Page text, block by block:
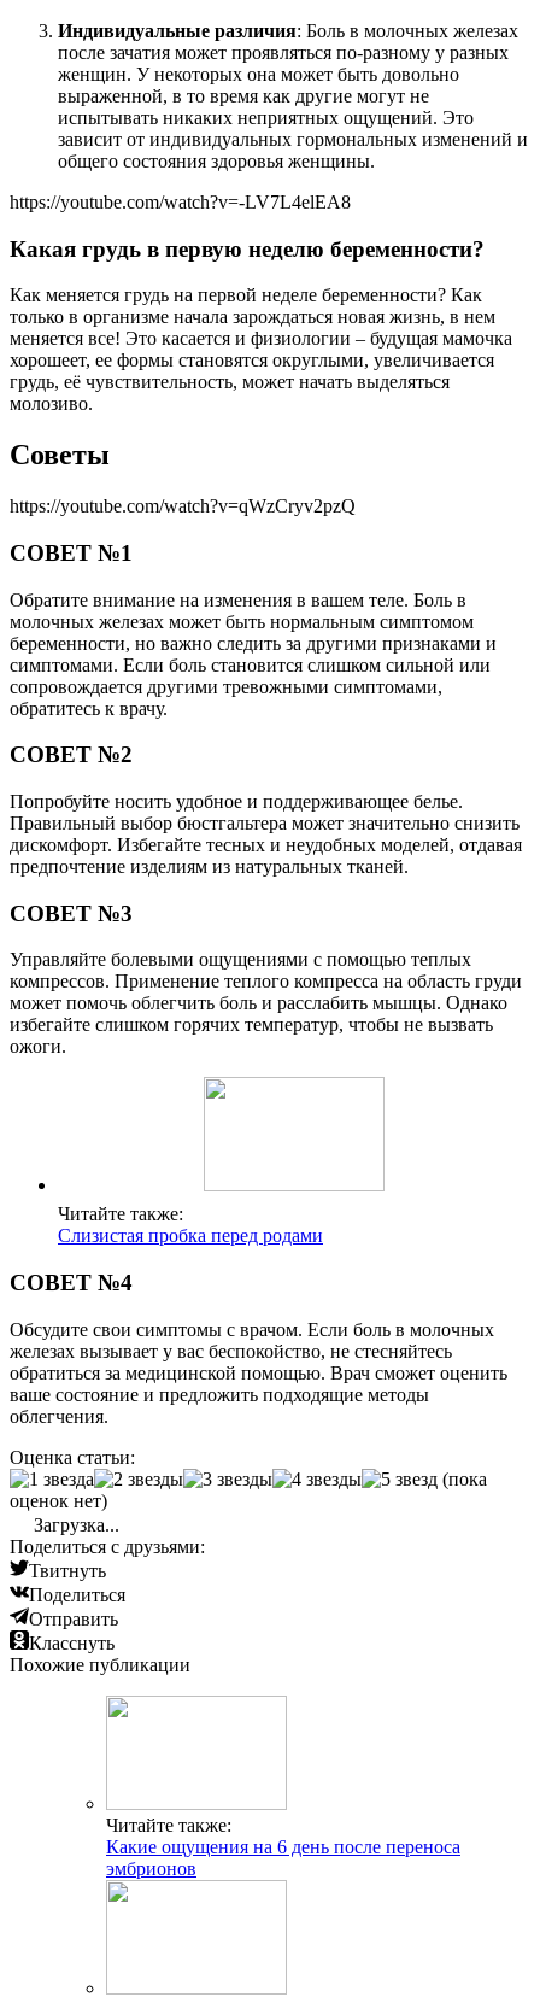
Индивидуальные различия: Боль в молочных железах
после зачатия может проявляться по-разному у разных
женщин. У некоторых она может быть довольно
выраженной, в то время как другие могут не
испытывать никаких неприятных ощущений. Это
зависит от индивидуальных гормональных изменений и
общего состояния здоровья женщины.
https://youtube.com/watch?v=-LV7L4elEA8
Какая грудь в первую неделю беременности?
Как меняется грудь на первой неделе беременности? Как
только в организме начала зарождаться новая жизнь, в нем
меняется все! Это касается и физиологии – будущая мамочка
хорошеет, ее формы становятся округлыми, увеличивается
грудь, её чувствительность, может начать выделяться
молозиво.
Советы
https://youtube.com/watch?v=qWzCryv2pzQ
СОВЕТ №1
Обратите внимание на изменения в вашем теле. Боль в
молочных железах может быть нормальным симптомом
беременности, но важно следить за другими признаками и
симптомами. Если боль становится слишком сильной или
сопровождается другими тревожными симптомами,
обратитесь к врачу.
СОВЕТ №2
Попробуйте носить удобное и поддерживающее белье.
Правильный выбор бюстгальтера может значительно снизить
дискомфорт. Избегайте тесных и неудобных моделей, отдавая
предпочтение изделиям из натуральных тканей.
СОВЕТ №3
Управляйте болевыми ощущениями с помощью теплых
компрессов. Применение теплого компресса на область груди
может помочь облегчить боль и расслабить мышцы. Однако
избегайте слишком горячих температур, чтобы не вызвать
ожоги.
Читайте также:
Слизистая пробка перед родами
СОВЕТ №4
Обсудите свои симптомы с врачом. Если боль в молочных
железах вызывает у вас беспокойство, не стесняйтесь
обратиться за медицинской помощью. Врач сможет оценить
ваше состояние и предложить подходящие методы
облегчения.
Оценка статьи:
(пока
оценок нет)
Загрузка...
Поделиться с друзьями:
Твитнуть
Поделиться
Отправить
Класснуть
Похожие публикации
Читайте также:
Какие ощущения на 6 день после переноса
эмбрионов